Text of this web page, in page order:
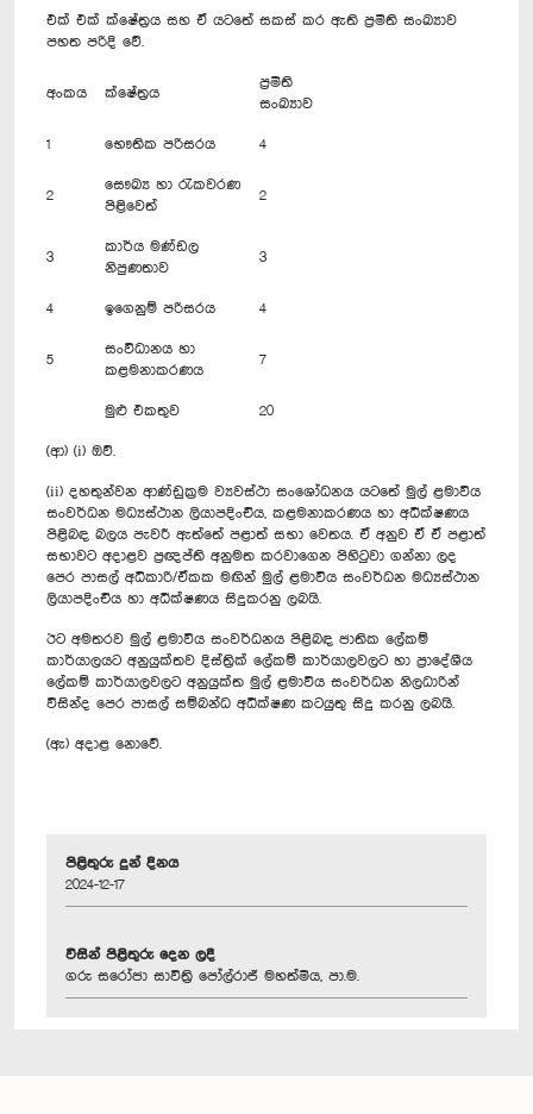
එක් එක් ක්ෂේත්‍රය සහ ඒ යටතේ සකස් කර ඇති ප්‍රමිති සංඛ්‍යාව
පහත පරිදි වේ.
අංකය ක්ෂේත්‍රය
ප්‍රමිති
සංඛ්‍යාව
1 භෞතික පරිසරය 4
2
සෞඛ්‍ය හා රැකවරණ
පිළිවෙත්
2
3
කාර්ය මණ්ඩල
නිපුණතාව
3
4 ඉගෙනුම් පරිසරය 4
5
සංවිධානය හා
කළමනාකරණය
7
මුළු එකතුව 20
(ආ) (i) ඔව්.
(ii) දහතුන්වන ආණ්ඩුක්‍රම ව්‍යවස්ථා සංශෝධනය යටතේ මුල් ළමාවිය
සංවර්ධන මධ්‍යස්ථාන ලියාපදිංචිය, කළමනාකරණය හා අධීක්ෂණය
පිළිබඳ බලය පැවරී ඇත්තේ පළාත් සභා වෙතය. ඒ අනුව ඒ ඒ පළාත්
සභාවට අදාළව ප්‍රඥප්ති අනුමත කරවාගෙන පිහිටුවා ගන්නා ලද
පෙර පාසල් අධිකාරි/ඒකක මඟින් මුල් ළමාවිය සංවර්ධන මධ්‍යස්ථාන
ලියාපදිංචිය හා අධීක්ෂණය සිදුකරනු ලබයි.
ඊට අමතරව මුල් ළමාවිය සංවර්ධනය පිළිබඳ ජාතික ලේකම්
කාර්යාලයට අනුයුක්තව දිස්ත්‍රික් ලේකම් කාර්යාලවලට හා ප්‍රාදේශීය
ලේකම් කාර්යාලවලට අනුයුක්ත මුල් ළමාවිය සංවර්ධන නිලධාරින්
විසින්ද පෙර පාසල් සම්බන්ධ අධීක්ෂණ කටයුතු සිදු කරනු ලබයි.
(ඇ) අදාළ නොවේ.
පිළිතුරු දුන් දිනය
2024-12-17
විසින් පිළිතුරු දෙන ලදී
ගරු සරෝජා සාවිත්‍රි පෝල්රාජ් මහත්මිය, පා.ම.